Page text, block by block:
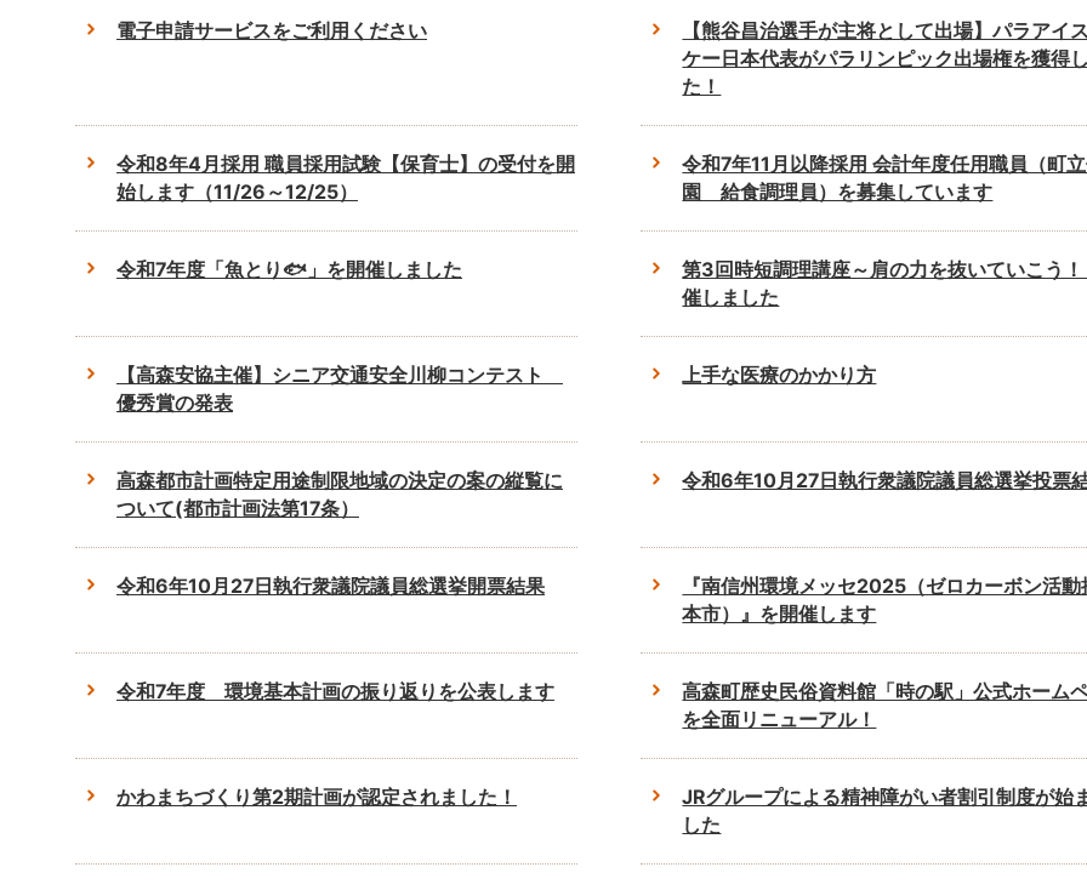
電子申請サービスをご利用ください
【熊谷昌治選手が主将として出場】パラアイ
ケー日本代表がパラリンピック出場権を獲得
た！
令和8年4月採用 職員採用試験【保育士】の受付を開
始します（11/26～12/25）
令和7年11月以降採用 会計年度任用職員（町
園 給食調理員）を募集しています
令和7年度「魚とり🐟」を開催しました
第3回時短調理講座～肩の力を抜いていこう！
催しました
【高森安協主催】シニア交通安全川柳コンテスト
優秀賞の発表
上手な医療のかかり方
高森都市計画特定用途制限地域の決定の案の縦覧に
ついて(都市計画法第17条）
令和6年10月27日執行衆議院議員総選挙投票
令和6年10月27日執行衆議院議員総選挙開票結果
『南信州環境メッセ2025（ゼロカーボン活動
本市）』を開催します
令和7年度 環境基本計画の振り返りを公表します
高森町歴史民俗資料館「時の駅」公式ホーム
を全面リニューアル！
かわまちづくり第2期計画が認定されました！
JRグループによる精神障がい者割引制度が始
した